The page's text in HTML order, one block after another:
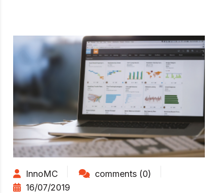
InnoMC
comments (0)
16/07/2019